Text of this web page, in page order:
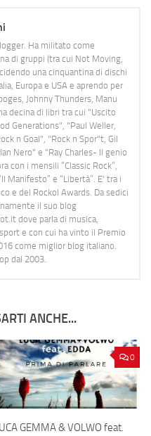
Ha militato come
di gruppi (tra cui Not Moving,
una cinquantina di dischi
Europa e USA e aprendo per
Johnny Thunders, Manu
decina di libri tra cui "Uscito
Generations", "Paul Weller,
n Goal", "Rock n Spor"t, Gil
Nero" e "Ray Charles- Il genio
con i mensili “Classic Rock”,
Manifesto” e “Libertà”. E' tra i
e del Rockol Awards. Da sedici
il suo blog
dove parla di musica,
e con cui ha vinto il Premio
come miglior blog italiano.
dal 2003.
ANCHE...
0
GEMMA & VOLWO feat.